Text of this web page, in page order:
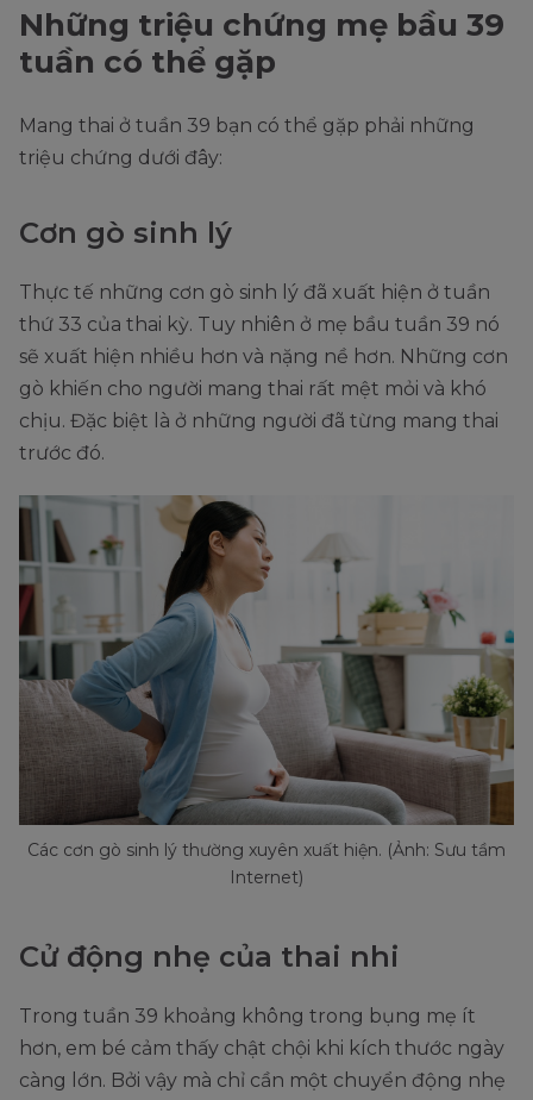
Những triệu chứng mẹ bầu 39
tuần có thể gặp
Mang thai ở tuần 39 bạn có thể gặp phải những
triệu chứng dưới đây:
Cơn gò sinh lý
Thực tế những cơn gò sinh lý đã xuất hiện ở tuần
thứ 33 của thai kỳ. Tuy nhiên ở mẹ bầu tuần 39 nó
sẽ xuất hiện nhiều hơn và nặng nề hơn. Những cơn
gò khiến cho người mang thai rất mệt mỏi và khó
chịu. Đặc biệt là ở những người đã từng mang thai
trước đó.
Các cơn gò sinh lý thường xuyên xuất hiện. (Ảnh: Sưu tầm
Internet)
Cử động nhẹ của thai nhi
Trong tuần 39 khoảng không trong bụng mẹ ít
hơn, em bé cảm thấy chật chội khi kích thước ngày
càng lớn. Bởi vậy mà chỉ cần một chuyển động nhẹ